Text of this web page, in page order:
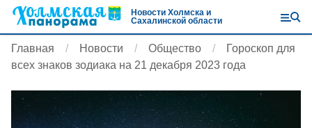
Новости Холмска и
Сахалинской области
Главная Новости Общество
Гороскоп для
всех знаков зодиака на 21 декабря 2023 года